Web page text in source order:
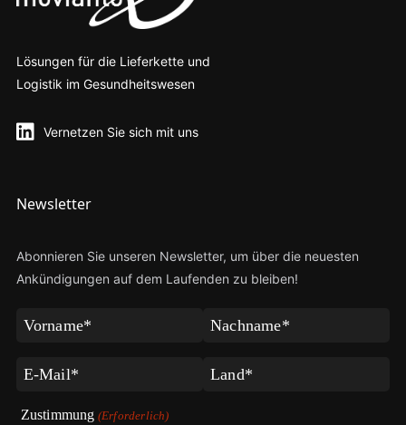
Lösungen für die Lieferkette und
Logistik im Gesundheitswesen
Vernetzen Sie sich mit uns
Newsletter
Abonnieren Sie unseren Newsletter, um über die neuesten
Ankündigungen auf dem Laufenden zu bleiben!
Vorname Nachname
E-
(Erforderlich)
Land
Zustimmung (Erforderlich)